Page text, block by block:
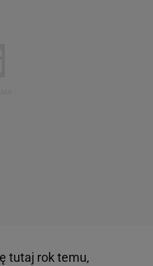
tutaj rok temu,